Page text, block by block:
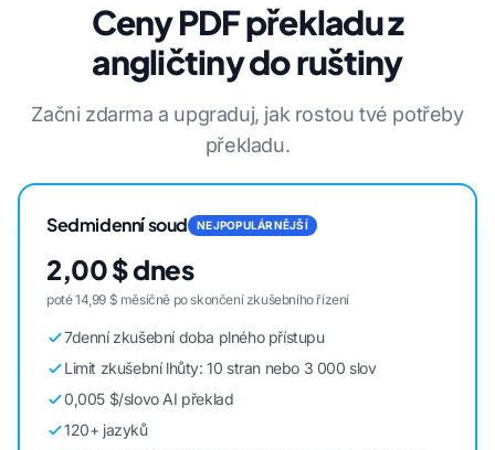
Ceny PDF překladu z
angličtiny do ruštiny
Začni zdarma a upgraduj, jak rostou tvé potřeby
překladu.
Sedmidenní soud NEJPOPULÁRNĚJŠÍ
2,00 $ dnes
poté 14,99 $ měsíčně po skončení zkušebního řízení
7denní zkušební doba plného přístupu
Limit zkušební lhůty: 10 stran nebo 3 000 slov
0,005 $/slovo AI překlad
120+ jazyků